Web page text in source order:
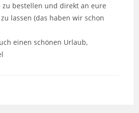
bestellen und direkt an eure
lassen (das haben wir schon
einen schönen Urlaub,